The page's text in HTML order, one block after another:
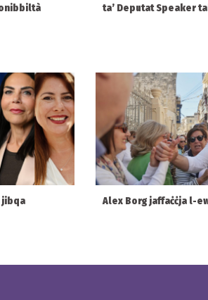
ta’ Deputat Speaker
jibqa
Alex Borg jaffaċċja l-